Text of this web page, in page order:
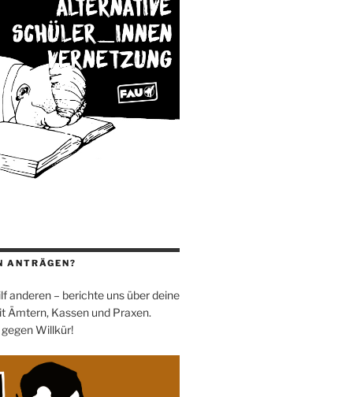
ANTRÄGEN?
anderen – berichte uns über deine
Ämtern, Kassen und Praxen.
Willkür!